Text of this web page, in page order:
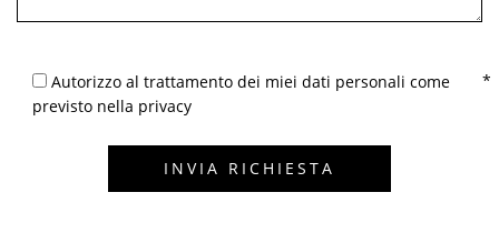
Autorizzo al trattamento dei miei dati personali come
previsto nella privacy